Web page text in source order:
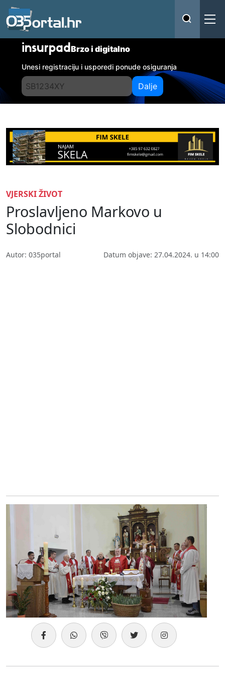
insurpadBrzo i digitalno
Unesi registraciju i usporedi ponude osiguranja
Dalje
VJERSKI ŽIVOT
Proslavljeno Markovo u
Slobodnici
Autor: 035portal Datum objave: 27.04.2024. u 14:00